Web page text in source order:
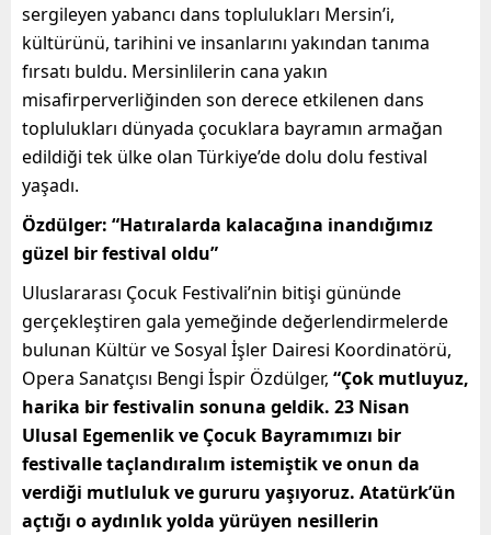
sergileyen yabancı dans toplulukları Mersin’i,
kültürünü, tarihini ve insanlarını yakından tanıma
fırsatı buldu. Mersinlilerin cana yakın
misafirperverliğinden son derece etkilenen dans
toplulukları dünyada çocuklara bayramın armağan
edildiği tek ülke olan Türkiye’de dolu dolu festival
yaşadı.
Özdülger: “Hatıralarda kalacağına inandığımız
güzel bir festival oldu”
Uluslararası Çocuk Festivali’nin bitişi gününde
gerçekleştiren gala yemeğinde değerlendirmelerde
bulunan Kültür ve Sosyal İşler Dairesi Koordinatörü,
Opera Sanatçısı Bengi İspir Özdülger, “Çok mutluyuz,
harika bir festivalin sonuna geldik. 23 Nisan
Ulusal Egemenlik ve Çocuk Bayramımızı bir
festivalle taçlandıralım istemiştik ve onun da
verdiği mutluluk ve gururu yaşıyoruz. Atatürk’ün
açtığı o aydınlık yolda yürüyen nesillerin